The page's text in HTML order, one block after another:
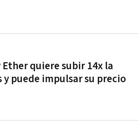
quiere subir 14x la
puede impulsar su precio